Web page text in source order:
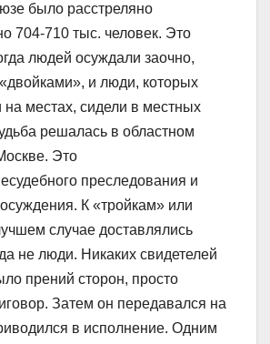
было расстреляно
704-710 тыс. человек. Это
людей осуждали заочно,
и люди, которых
местах, сидели в местных
решалась в областном
Это
преследования и
К «тройкам» или
случае доставлялись
не люди. Никаких свидетелей
прений сторон, просто
Затем он передавался на
в исполнение. Одним